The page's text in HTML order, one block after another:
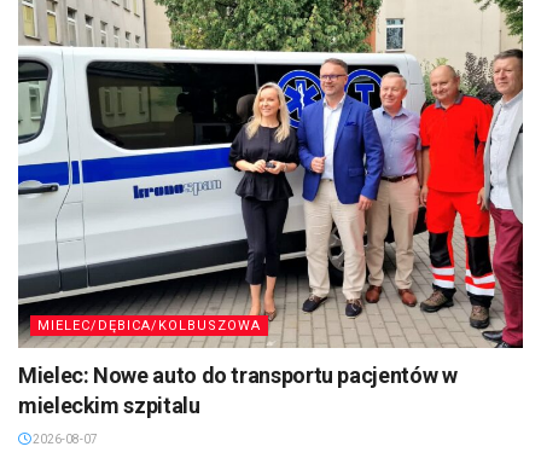
MIELEC/DĘBICA/KOLBUSZOWA
Mielec: Nowe auto do transportu pacjentów w
mieleckim szpitalu
2026-08-07